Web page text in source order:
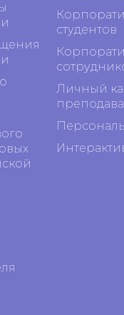
студентов
Личный